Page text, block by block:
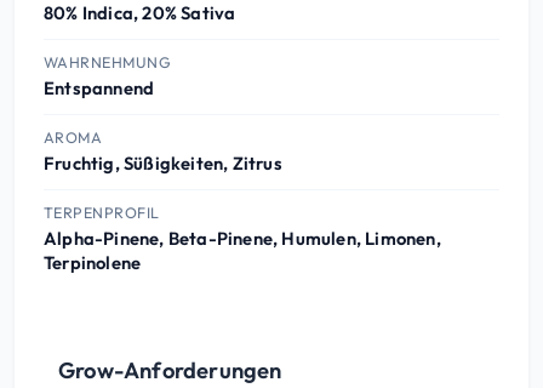
80% Indica, 20% Sativa
WAHRNEHMUNG
Entspannend
AROMA
Fruchtig, Süßigkeiten, Zitrus
TERPENPROFIL
Alpha-Pinene, Beta-Pinene, Humulen, Limonen,
Terpinolene
Grow-Anforderungen